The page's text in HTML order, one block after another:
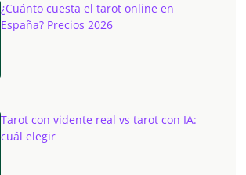
¿Cuánto cuesta el tarot online en
España? Precios 2026
Tarot con vidente real vs tarot con IA:
cuál elegir